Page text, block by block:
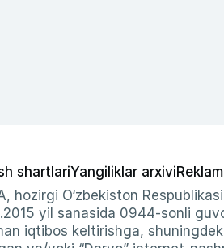
shartlariYangiliklar arxivi
hozirgi O‘zbekiston
yil sanasida 0944-sonli
iqtibos keltirishga,